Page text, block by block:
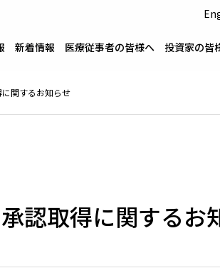
検索
新着情報 医療従事者の皆様へ 投資家の皆
関するお知らせ
認取得に関するお